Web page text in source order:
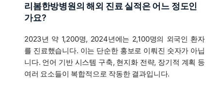
리봄한방병원의 해외 진료 실적은 어느 정도인
가요?
2023년 약 1,200명, 2024년에는 2,100명의 외국인 환자
를 진료했습니다. 이는 단순한 홍보로 이뤄진 숫자가 아닙
니다. 언어 기반 시스템 구축, 현지화 전략, 장기적 계획 등
여러 요소들이 복합적으로 작동한 결과입니다.